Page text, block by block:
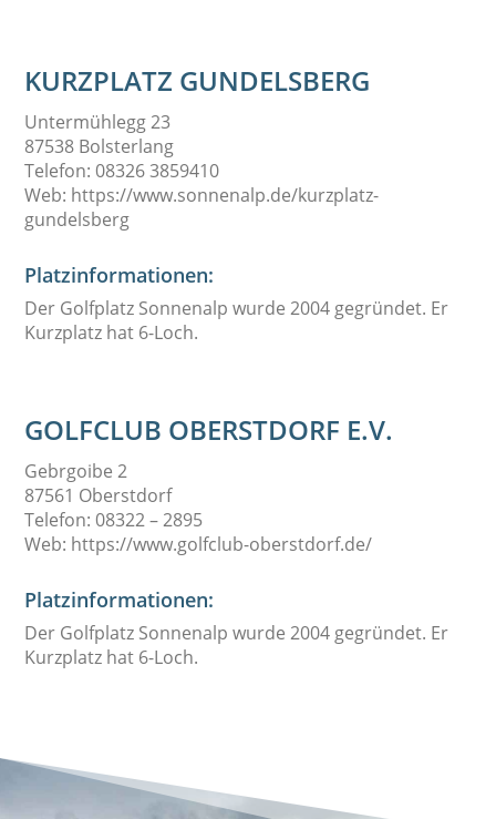
KURZPLATZ GUNDELSBERG
Untermühlegg 23
87538 Bolsterlang
Telefon: 08326 3859410
Web: https://www.sonnenalp.de/kurzplatz-
gundelsberg
Platzinformationen:
Der Golfplatz Sonnenalp wurde 2004 gegründet. Er
Kurzplatz hat 6-Loch.
GOLFCLUB OBERSTDORF E.V.
Gebrgoibe 2
87561 Oberstdorf
Telefon: 08322 – 2895
Web: https://www.golfclub-oberstdorf.de/
Platzinformationen:
Der Golfplatz Sonnenalp wurde 2004 gegründet. Er
Kurzplatz hat 6-Loch.